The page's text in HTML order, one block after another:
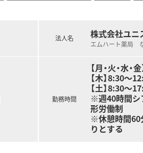
法人名 株式会社ユニ
エムハート薬局
勤務時間
【月・火・水
【木】8:30～
【土】8:30～
※週40時間シ
形労働制
※休憩時間60
りとする